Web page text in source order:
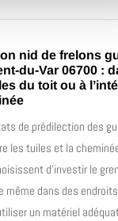
nid de frelons
du-Var 06700 :
du toit ou à
de prédilection des
les tuiles et la
d’investir le
même dans des
un matériel